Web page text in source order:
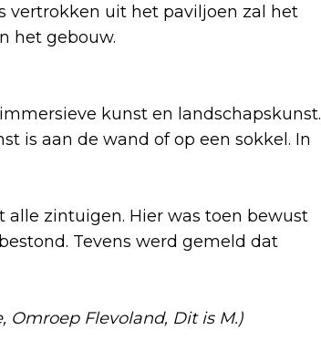
vertrokken uit het paviljoen zal het
het gebouw.
kunst en landschapskunst.
is aan de wand of op een sokkel. In
zintuigen. Hier was toen bewust
Tevens werd gemeld dat
Omroep Flevoland, Dit is M.)